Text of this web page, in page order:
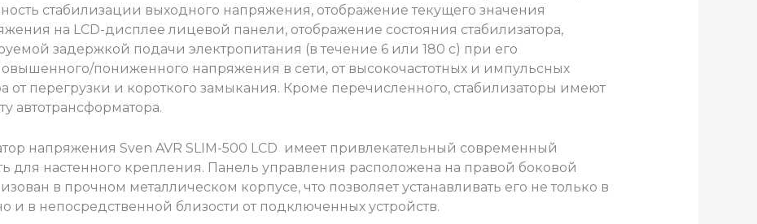
стабилизации выходного напряжения, отображение текущего значения
на LCD-дисплее лицевой панели, отображение состояния стабилизатора,
задержкой подачи электропитания (в течение 6 или 180 с) при его
пониженного напряжения в сети, от высокочастотных и импульсных
от перегрузки и короткого замыкания. Кроме перечисленного, стабилизаторы имеют
автотрансформатора.
напряжения Sven AVR SLIM-500 LCD имеет привлекательный современный
для настенного крепления. Панель управления расположена на правой боковой
в прочном металлическом корпусе, что позволяет устанавливать его не только в
и в непосредственной близости от подключенных устройств.